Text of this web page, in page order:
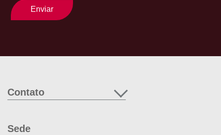
Enviar
Contato
Sede